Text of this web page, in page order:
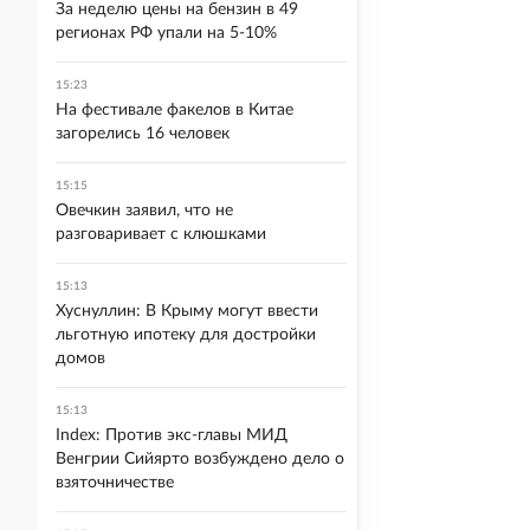
За неделю цены на бензин в 49
регионах РФ упали на 5-10%
15:23
На фестивале факелов в Китае
загорелись 16 человек
15:15
Овечкин заявил, что не
разговаривает с клюшками
15:13
Хуснуллин: В Крыму могут ввести
льготную ипотеку для достройки
домов
15:13
Index: Против экс-главы МИД
Венгрии Сийярто возбуждено дело о
взяточничестве